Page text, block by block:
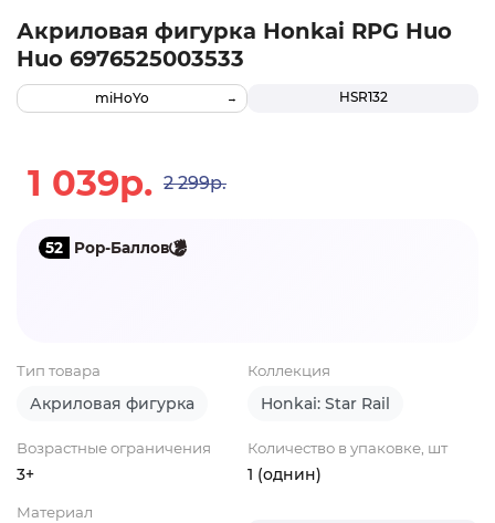
Акриловая фигурка Honkai RPG Huo
Huo 6976525003533
HSR132
miHoYo
1 039р. 2 299р.
52 Pop-Баллов
Тип товара
Акриловая фигурка
Коллекция
Honkai: Star Rail
Возрастные ограничения
3+
Количество в упаковке, шт
1 (однин)
Материал